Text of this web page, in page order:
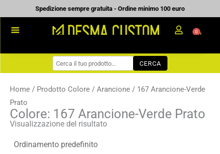
al
contenuto
Spedizione sempre gratuita - Ordine minimo 100 euro
WORKWEAR
COME ORDINARE
PREVENTIVI
CHI SIAMO
BLOG
0
CERCA
Home / Prodotto Colore / Arancione / 167 Arancione-Verde
Prato
Colore: 167 Arancione-Verde Prato
Visualizzazione del risultato